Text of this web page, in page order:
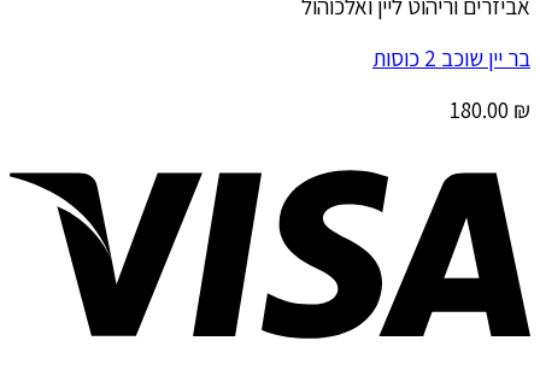
אביזרים וריהוט ליין ואלכוהול
בר יין שוכב 2 כוסות
180.00 ₪